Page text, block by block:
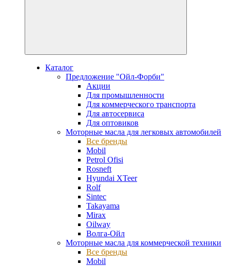
Каталог
Предложение "Ойл-Форби"
Акции
Для промышленности
Для коммерческого транспорта
Для автосервиса
Для оптовиков
Моторные масла для легковых автомобилей
Все бренды
Mobil
Petrol Ofisi
Rosneft
Hyundai XTeer
Rolf
Sintec
Takayama
Mirax
Oilway
Волга-Ойл
Моторные масла для коммерческой техники
Все бренды
Mobil